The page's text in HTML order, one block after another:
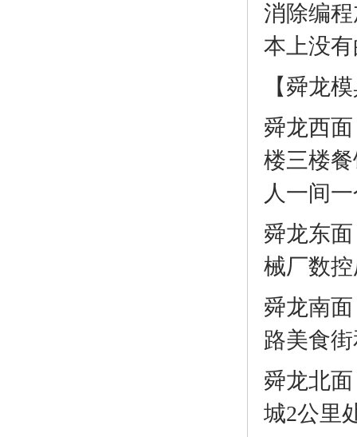
消除编
本上没
【舜龙
舜龙西
楼三楼
人一间
舜龙东
械厂数
舜龙南
路美食
舜龙北
城2公里